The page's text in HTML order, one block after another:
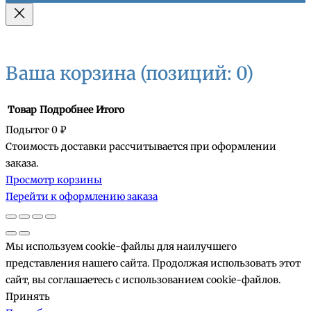
Ваша корзина (позиций: 0)
Товары
в
корзине
Товар Подробнее Итого
Подытог0 ₽
Стоимость доставки рассчитывается при оформлении
заказа.
Просмотр корзины
Перейти к оформлению заказа
Мы используем cookie-файлы для наилучшего
представления нашего сайта. Продолжая использовать этот
сайт, вы соглашаетесь с использованием cookie-файлов.
Принять